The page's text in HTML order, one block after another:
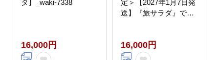
タ】_waki-7338
16,000円
定＞【2027年1月7日発
送】『旅サラダ』で紹
1.5kg・フィレ1枚) 産地
直送 新鮮 旨味が抜群の
16,000円